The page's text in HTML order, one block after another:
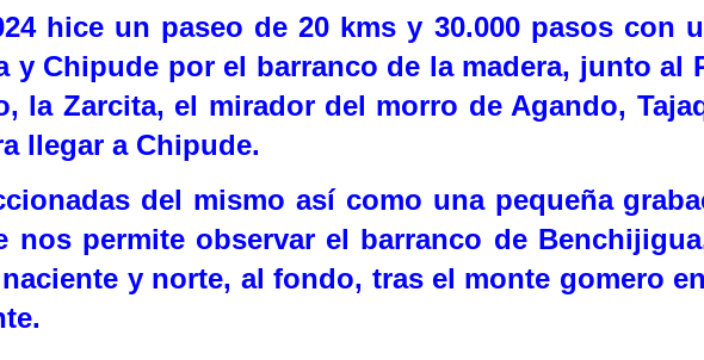
hice un paseo de 20 kms y 30.000 pasos con
y Chipude por el barranco de la madera, junto al
la Zarcita, el mirador del morro de Agando,
llegar a Chipude.
del mismo así como una pequeña
nos permite observar el barranco de
y norte, al fondo, tras el monte gomero